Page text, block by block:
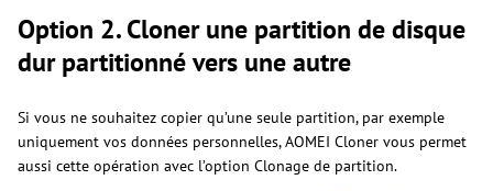
Option 2. Cloner une partition de disque
dur partitionné vers une autre
Si vous ne souhaitez copier qu’une seule partition, par exemple
uniquement vos données personnelles, AOMEI Cloner vous permet
aussi cette opération avec l’option Clonage de partition.